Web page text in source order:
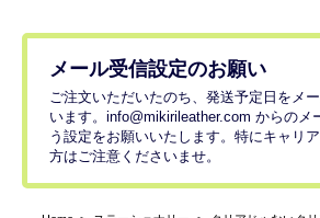
メール受信設定のお願い
ご注文いただいたのち、発送予定日をメ
います。 info@mikirileather.com からのメ
う設定をお願いいたします。特にキャリ
方はご注意くださいませ。